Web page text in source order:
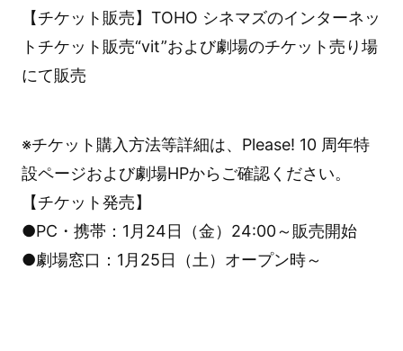
【チケット販売】TOHO シネマズのインターネッ
トチケット販売“vit”および劇場のチケット売り場
にて販売
※チケット購入方法等詳細は、Please! 10 周年特
設ページおよび劇場HPからご確認ください。
【チケット発売】
●PC・携帯：1月24日（金）24:00～販売開始
●劇場窓口：1月25日（土）オープン時～